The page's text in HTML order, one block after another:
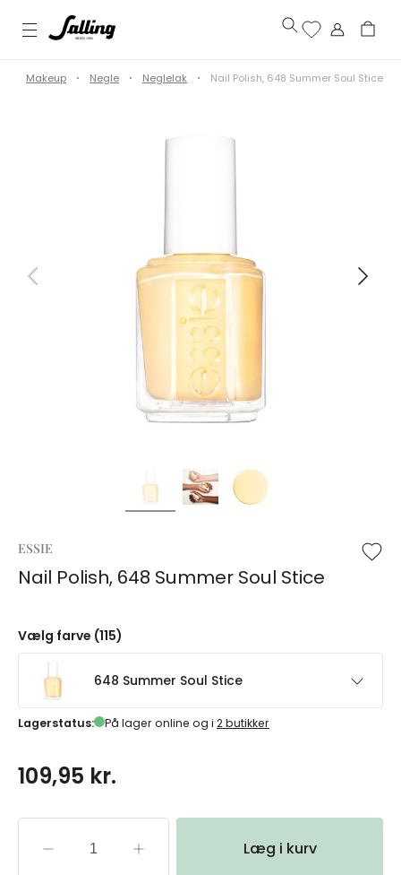
Makeup Negle Neglelak Nail Polish, 648 Summer Soul Stice
ESSIE
Nail Polish, 648 Summer Soul Stice
Vælg farve (115)
648 Summer Soul Stice
Lagerstatus: På lager online og i 2 butikker
109,95 kr.
Læg i kurv